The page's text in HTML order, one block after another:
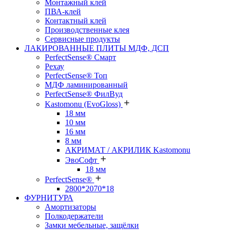
Монтажный клей
ПВА-клей
Контактный клей
Производственные клея
Сервисные продукты
ЛАКИРОВАННЫЕ ПЛИТЫ МДФ, ДСП
PerfectSense® Смарт
Рехау
PerfectSense® Топ
МДФ ламинированный
PerfectSense® ФилВуд
Kastomonu (EvoGloss)
18 мм
10 мм
16 мм
8 мм
АКРИМАТ / АКРИЛИК Kastomonu
ЭвоСофт
18 мм
PerfectSense®
2800*2070*18
ФУРНИТУРА
Амортизаторы
Полкодержатели
Замки мебельные, защёлки